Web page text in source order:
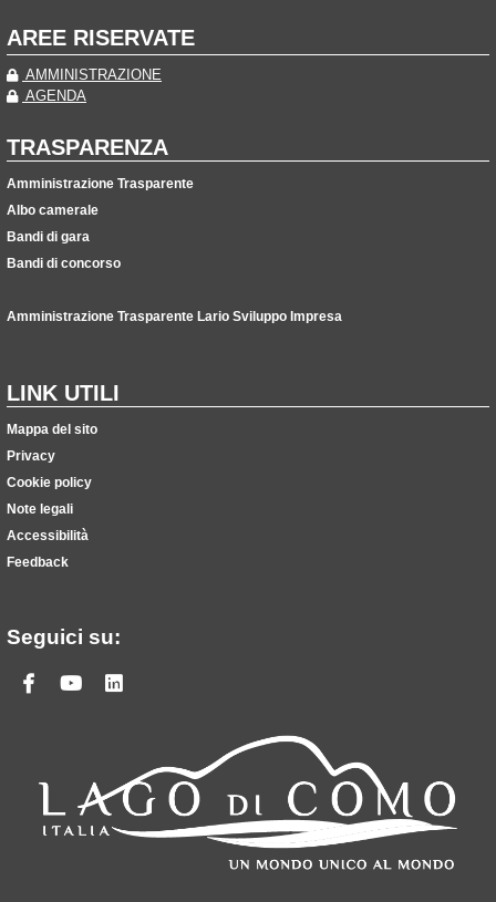
AREE RISERVATE
AMMINISTRAZIONE
AGENDA
TRASPARENZA
Amministrazione Trasparente
Albo camerale
Bandi di gara
Bandi di concorso
Amministrazione Trasparente Lario Sviluppo Impresa
LINK UTILI
Mappa del sito
Privacy
Cookie policy
Note legali
Accessibilità
Feedback
Seguici su:
Facebook
Youtube